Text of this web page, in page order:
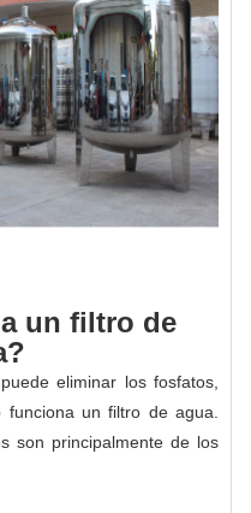
un filtro de
eliminar los fosfatos,
un filtro de agua.
son principalmente de los